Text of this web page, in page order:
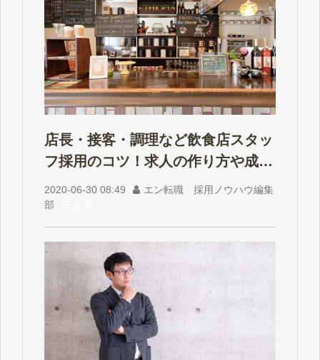
店長・接客・調理など飲食店スタッ
フ採用のコツ！求人の作り方や成功
例を解説
2020-06-30 08:49
エン転職 採用ノウハウ編集
部